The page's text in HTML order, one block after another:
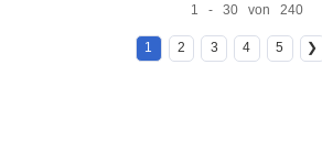
1 - 30 von 240
1 2 3 4 5 ❯